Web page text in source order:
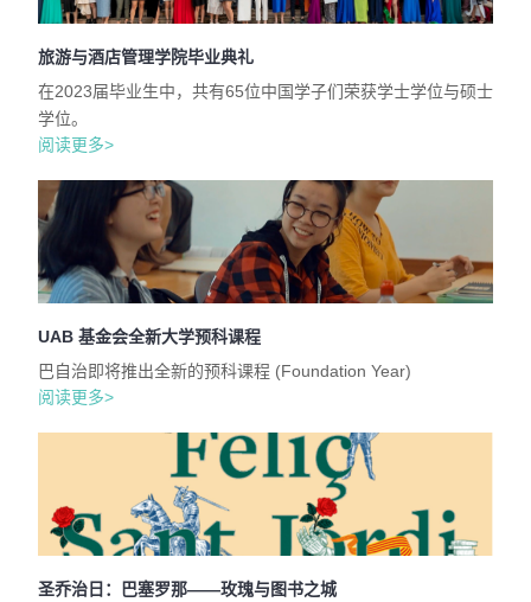
旅游与酒店管理学院毕业典礼
在2023届毕业生中，共有65位中国学子们荣获学士学位与硕士
学位。
阅读更多>
UAB 基金会全新大学预科课程
巴自治即将推出全新的预科课程 (Foundation Year)
阅读更多>
圣乔治日：巴塞罗那——玫瑰与图书之城